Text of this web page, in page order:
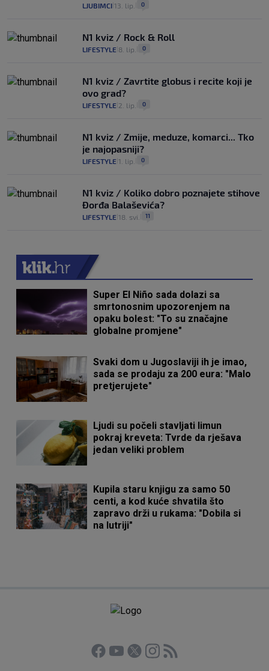
LJUBIMCI 13. lip. 0
N1 kviz / Rock & Roll
LIFESTYLE 8. lip. 0
N1 kviz / Zavrtite globus i recite koji je
ovo grad?
LIFESTYLE 2. lip. 0
N1 kviz / Zmije, meduze, komarci... Tko
je najopasniji?
LIFESTYLE 1. lip. 0
N1 kviz / Koliko dobro poznajete stihove
Đorđa Balaševića?
LIFESTYLE 18. svi. 11
Super El Niño sada dolazi sa
smrtonosnim upozorenjem na
opaku bolest: "To su značajne
globalne promjene"
Svaki dom u Jugoslaviji ih je imao,
sada se prodaju za 200 eura: "Malo
pretjerujete"
Ljudi su počeli stavljati limun
pokraj kreveta: Tvrde da rješava
jedan veliki problem
Kupila staru knjigu za samo 50
centi, a kod kuće shvatila što
zapravo drži u rukama: "Dobila si
na lutriji"